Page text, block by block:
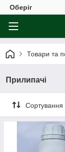
Оберіг
Товари та
Прилипачі
Сортування